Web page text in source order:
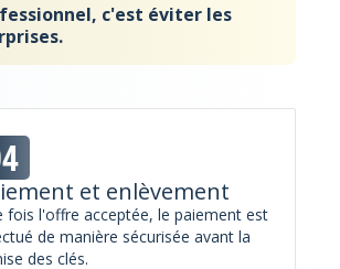
c'est éviter les
et enlèvement
fois l'offre acceptée, le paiement est
de manière sécurisée avant la
des clés.